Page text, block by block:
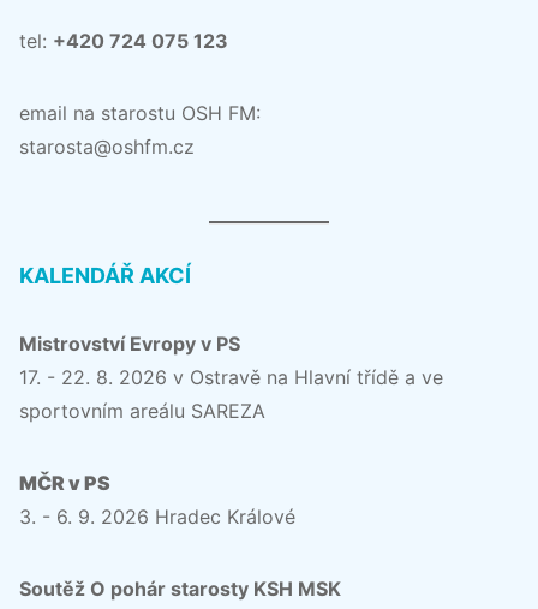
tel: +420 724 075 123
email na starostu OSH FM:
starosta@oshfm.cz
KALENDÁŘ AKCÍ
Mistrovství Evropy v PS
17. - 22. 8. 2026 v Ostravě na Hlavní třídě a ve
sportovním areálu SAREZA
MČR v PS
3. - 6. 9. 2026 Hradec Králové
Soutěž O pohár starosty KSH MSK